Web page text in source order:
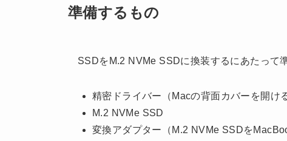
準備するもの
SSDをM.2 NVMe SSDに換装するにあたって
精密ドライバー（Macの背面カバーを開け
M.2 NVMe SSD
変換アダプター（M.2 NVMe SSDを